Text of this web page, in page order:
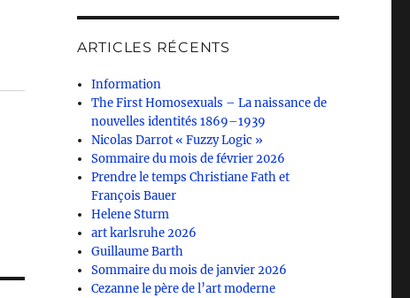
ARTICLES RÉCENTS
Information
The First Homosexuals – La naissance de
nouvelles identités 1869–1939
Nicolas Darrot « Fuzzy Logic »
Sommaire du mois de février 2026
Prendre le temps Christiane Fath et
François Bauer
Helene Sturm
art karlsruhe 2026
Guillaume Barth
Sommaire du mois de janvier 2026
Cezanne le père de l’art moderne